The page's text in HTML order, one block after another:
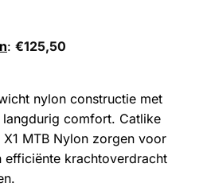
: €125,50
nylon constructie met
comfort. Catlike
MTB Nylon zorgen voor
efficiënte krachtoverdracht